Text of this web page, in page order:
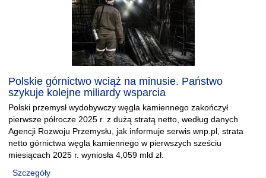
Polskie górnictwo wciąż na minusie. Państwo
szykuje kolejne miliardy wsparcia
Polski przemysł wydobywczy węgla kamiennego zakończył
pierwsze półrocze 2025 r. z dużą stratą netto, według danych
Agencji Rozwoju Przemysłu, jak informuje serwis wnp.pl, strata
netto górnictwa węgla kamiennego w pierwszych sześciu
miesiącach 2025 r. wyniosła 4,059 mld zł.
Szczegóły